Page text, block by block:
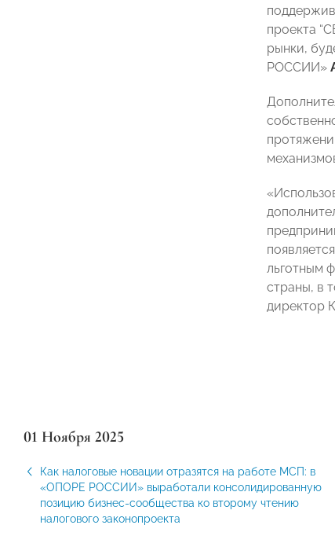
проекта
рынки,
РОССИИ»
льготным
страны, в
директор
01 Ноября 2025
Как налоговые новации отразятся на работе МСП: в
«ОПОРЕ РОССИИ» выработали консолидированную
позицию бизнес-сообщества ко второму чтению
налогового законопроекта